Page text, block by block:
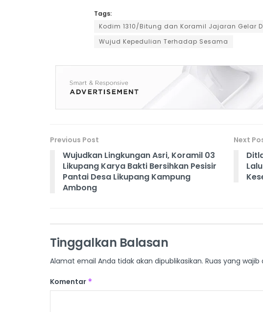
Tags:
Kodim 1310/Bitung dan Koramil Jajaran Gelar
Wujud Kepedulian Terhadap Sesama
Previous Post
Wujudkan Lingkungan Asri, Koramil 03
Likupang Karya Bakti Bersihkan Pesisir
Pantai Desa Likupang Kampung
Ambong
Next
Tinggalkan Balasan
Alamat email Anda tidak akan dipublikasikan. Ruas yang wajib
Komentar *